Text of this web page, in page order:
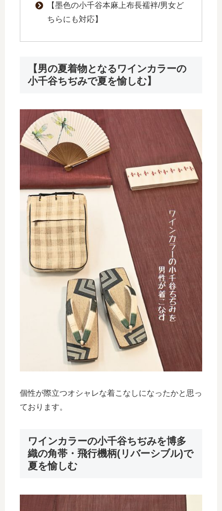
【墨色の小千谷本麻上布長襦袢/男女ど
ちらにも対応】
【男の夏着物となるワインカラーの
小千谷ちぢみで夏を愉しむ】
個性が際立つオシャレな着こなしになったかと思っ
ております。
ワインカラーの小千谷ちぢみを博多
織の角帯・飛行機柄(リバーシブル)で
夏を愉しむ